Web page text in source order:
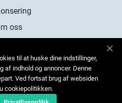
oss
oss
til at huske dine indstillinger,
af indhold og annoncer. Denne
Ved fortsat brug af websiden
cookiepolitikken.